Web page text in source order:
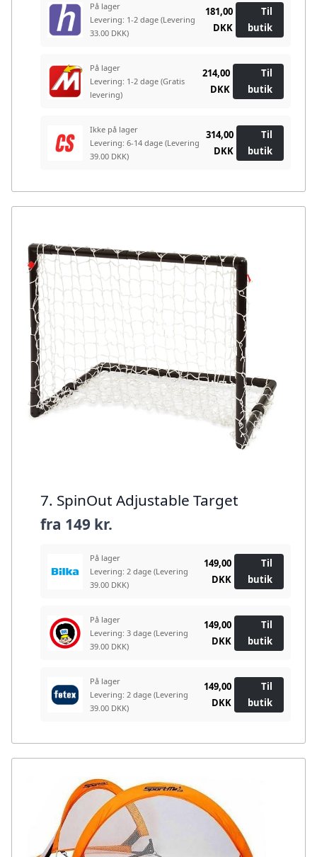
På lager
Levering: 1-2 dage (Levering
33.00 DKK)
181,00
DKK
Til
butik
På lager
Levering: 1-2 dage (Gratis
levering)
214,00
DKK
Til
butik
Ikke på lager
Levering: 6-14 dage (Levering
39.00 DKK)
314,00
DKK
Til
butik
7. SpinOut Adjustable Target
fra 149 kr.
På lager
Levering: 2 dage (Levering
39.00 DKK)
149,00
DKK
Til
butik
På lager
Levering: 3 dage (Levering
39.00 DKK)
149,00
DKK
Til
butik
På lager
Levering: 2 dage (Levering
39.00 DKK)
149,00
DKK
Til
butik